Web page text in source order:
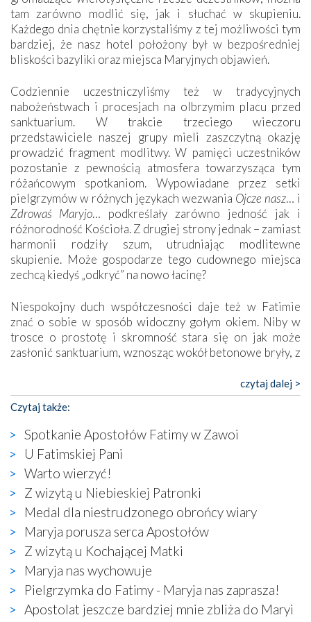
tam zarówno modlić się, jak i słuchać w skupieniu.
Każdego dnia chętnie korzystaliśmy z tej możliwości tym
bardziej, że nasz hotel położony był w bezpośredniej
bliskości bazyliki oraz miejsca Maryjnych objawień.
Codziennie uczestniczyliśmy też w tradycyjnych
nabożeństwach i procesjach na olbrzymim placu przed
sanktuarium. W trakcie trzeciego wieczoru
przedstawiciele naszej grupy mieli zaszczytną okazję
prowadzić fragment modlitwy. W pamięci uczestników
pozostanie z pewnością atmosfera towarzysząca tym
różańcowym spotkaniom. Wypowiadane przez setki
pielgrzymów w różnych językach wezwania Ojcze nasz… i
Zdrowaś Maryjo… podkreślały zarówno jedność jak i
różnorodność Kościoła. Z drugiej strony jednak – zamiast
harmonii rodziły szum, utrudniając modlitewne
skupienie. Może gospodarze tego cudownego miejsca
zechcą kiedyś „odkryć” na nowo łacinę?
Niespokojny duch współczesności daje też w Fatimie
znać o sobie w sposób widoczny gołym okiem. Niby w
trosce o prostotę i skromność stara się on jak może
zasłonić sanktuarium, wznosząc wokół betonowe bryły, z
katolickiego kultu. Tylko co wspólnego z żywą,
autentyczną wiarą mogą mieć płaskie, szare bunkry albo
kaplice, w których Tabernakulum przypomina bardziej
skrzynkę na narzędzia? Albo co powiedzieć o ustawionym
tuż przy nowej bazylice wielkim krzyżu, na którym
zamiast Chrystusa umieszczono dziwaczną postać jakby
wyjętą ze starożytnych hieroglifów? W kulturowym
kontekście naszych czasów to raczej karykatura niż godny
wizerunek Zbawiciela…
Zatem nawet w bezpośrednim otoczeniu sanktuarium
naocznie przekonaliśmy się, że wewnątrz Kościoła toczy
się ogromna walka o kształt katolicyzmu i o serca
wierzących. Do czego to zmaganie może prowadzić,
widzieliśmy w urokliwym, niewielkim mieście Obidos,
gdzie w miejscu dawnego kościoła działa dzisiaj…
księgarnia.
czytaj dalej >
Czytaj także:
Spotkanie Apostołów Fatimy w Zawoi
U Fatimskiej Pani
Warto wierzyć!
Z wizytą u Niebieskiej Patronki
Medal dla niestrudzonego obrońcy wiary
Maryja porusza serca Apostołów
Z wizytą u Kochającej Matki
Maryja nas wychowuje
Pielgrzymka do Fatimy - Maryja nas zaprasza!
Apostolat jeszcze bardziej mnie zbliża do Maryi